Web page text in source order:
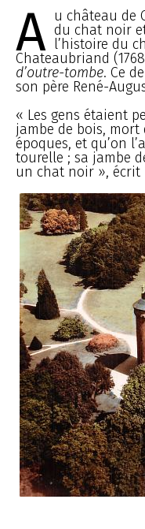
A u château de
du chat noir
l’histoire du
Chateaubriand
d’outre-tombe. Ce
son père René-
« Les gens étaient
jambe de bois,
époques, et qu’on
tourelle ; sa jambe
un chat noir », écrit